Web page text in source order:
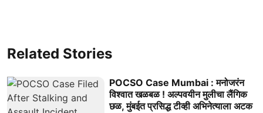
Related Stories
POCSO Case Mumbai : मनोजरंन
विश्वात खळबळ ! अल्पवयीन मुलीचा लैंगिक
छळ, मुंबईत प्रसिद्ध टीव्ही अभिनेत्याला अटक